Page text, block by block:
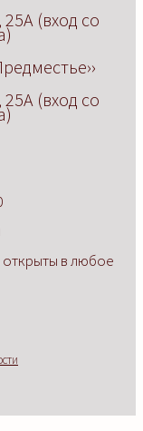
(вход со
(вход со
в любое